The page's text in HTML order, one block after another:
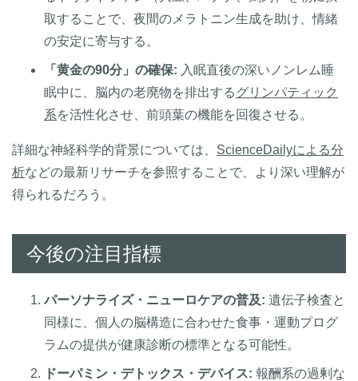
取することで、夜間のメラトニン生成を助け、情緒
の安定に寄与する。
「黄金の90分」の確保: 入眠直後の深いノンレム睡
眠中に、脳内の老廃物を排出するグリンパティック
系を活性化させ、前頭葉の機能を回復させる。
詳細な神経科学的背景については、 ScienceDailyによる分
析などの最新リサーチを参照することで、より深い理解が
得られるだろう。
今後の注目指標
パーソナライズ・ニューロケアの普及: 遺伝子検査と
同様に、個人の脳構造に合わせた食事・運動プログ
ラムの提供が健康診断の標準となる可能性。
ドーパミン・デトックス・デバイス: 報酬系の過剰な